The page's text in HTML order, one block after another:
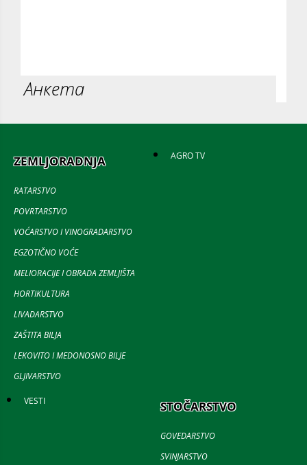
Анкета
ZEMLJORADNJA
RATARSTVO
POVRTARSTVO
VOĆARSTVO I VINOGRADARSTVO
EGZOTIČNO VOĆE
MELIORACIJE I OBRADA ZEMLJIŠTA
HORTIKULTURA
LIVADARSTVO
ZAŠTITA BILJA
LEKOVITO I MEDONOSNO BILJE
GLJIVARSTVO
AGRO TV
VESTI STOČARSTVO
GOVEDARSTVO
SVINJARSTVO